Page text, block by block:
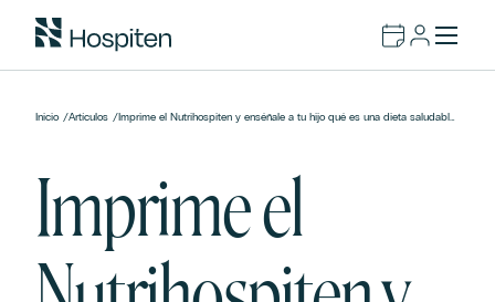
Inicio /Artículos /Imprime el Nutrihospiten y enséñale a tu hijo qué es una dieta saludable,
Imprime el